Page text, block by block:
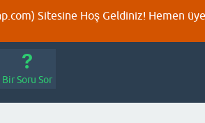
Sitesine Hoş Geldiniz! Hemen
Bir Soru Sor